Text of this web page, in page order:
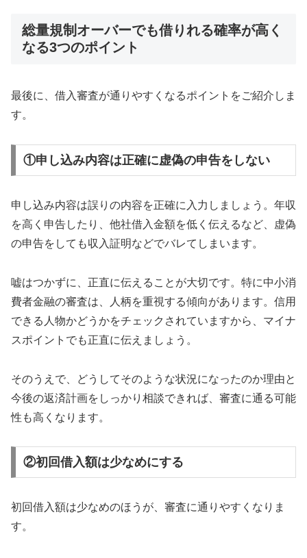
総量規制オーバーでも借りれる確率が高く
なる3つのポイント
最後に、借入審査が通りやすくなるポイントをご紹介しま
す。
①申し込み内容は正確に虚偽の申告をしない
申し込み内容は誤りの内容を正確に入力しましょう。年収
を高く申告したり、他社借入金額を低く伝えるなど、虚偽
の申告をしても収入証明などでバレてしまいます。
嘘はつかずに、正直に伝えることが大切です。特に中小消
費者金融の審査は、人柄を重視する傾向があります。信用
できる人物かどうかをチェックされていますから、マイナ
スポイントでも正直に伝えましょう。
そのうえで、どうしてそのような状況になったのか理由と
今後の返済計画をしっかり相談できれば、審査に通る可能
性も高くなります。
②初回借入額は少なめにする
初回借入額は少なめのほうが、審査に通りやすくなりま
す。